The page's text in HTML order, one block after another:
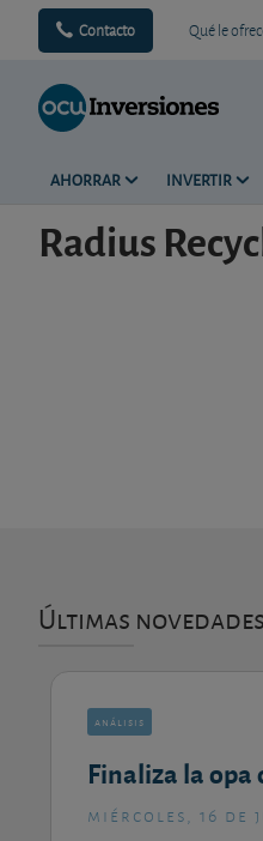
Contacto Qué le
AHORRAR INVERTIR
Radius
Últimas novedades
análisis
Finaliza la opa
miércoles, 16 de